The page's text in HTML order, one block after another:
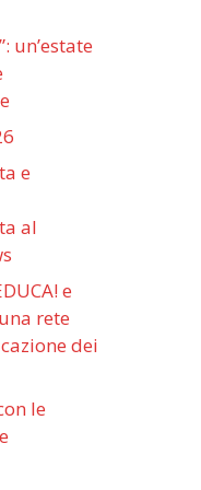
un’estate
e
al
e
rete
dei
le